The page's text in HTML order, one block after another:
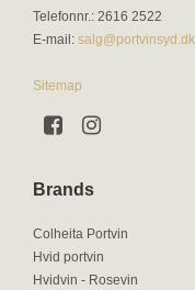
Telefonnr.: 2616 2522
E-mail : salg@portvinsyd.dk
Sitemap
Brands
Colheita Portvin
Hvid portvin
Hvidvin - Rosevin